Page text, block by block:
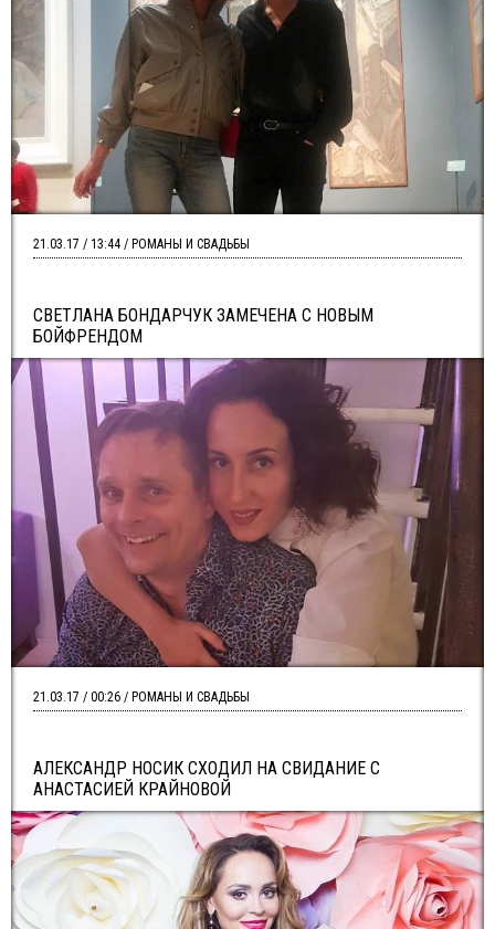
СВЕТЛАНА БОНДАРЧУК ЗАМЕЧЕНА С НОВЫМ
БОЙФРЕНДОМ
21.03.17 / 13:44 / РОМАНЫ И СВАДЬБЫ
АЛЕКСАНДР НОСИК СХОДИЛ НА СВИДАНИЕ С
АНАСТАСИЕЙ КРАЙНОВОЙ
21.03.17 / 00:26 / РОМАНЫ И СВАДЬБЫ